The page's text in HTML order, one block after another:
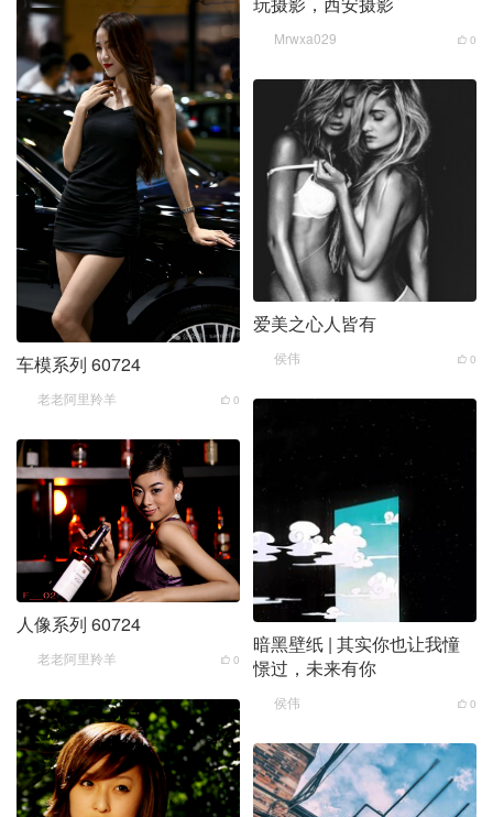
车模系列 60724
老老阿里羚羊 0
人像系列 60724
老老阿里羚羊 0
Mrwxa029 0
爱美之心人皆有
侯伟 0
暗黑壁纸 | 其实你也让我憧
憬过，未来有你
侯伟 0